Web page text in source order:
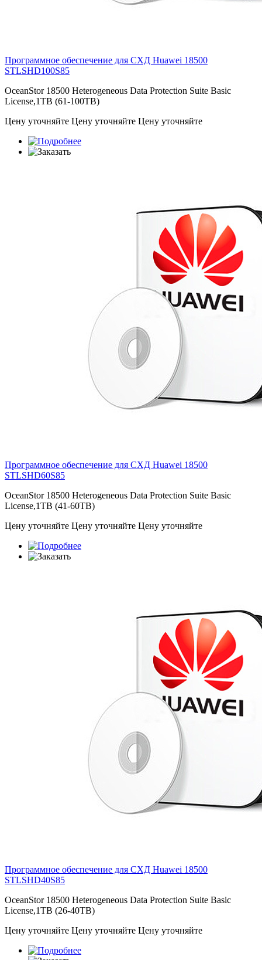
Программное обеспечение для СХД Huawei 18500
STLSHD100S85
OceanStor 18500 Heterogeneous Data Protection Suite Basic
License,1TB (61-100TB)
Цену уточняйте Цену уточняйте Цену уточняйте
Программное обеспечение для СХД Huawei 18500
STLSHD60S85
OceanStor 18500 Heterogeneous Data Protection Suite Basic
License,1TB (41-60TB)
Цену уточняйте Цену уточняйте Цену уточняйте
Программное обеспечение для СХД Huawei 18500
STLSHD40S85
OceanStor 18500 Heterogeneous Data Protection Suite Basic
License,1TB (26-40TB)
Цену уточняйте Цену уточняйте Цену уточняйте